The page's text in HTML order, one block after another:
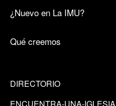
¿Nuevo en La IMU?
Qué creemos
DIRECTORIO
ENCUENTRA-UNA-IGLESIA